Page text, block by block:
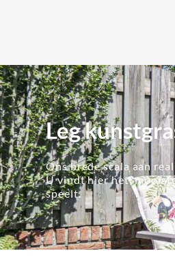
Leg
Ons brede scala aan
U vindt hier het
speelt.